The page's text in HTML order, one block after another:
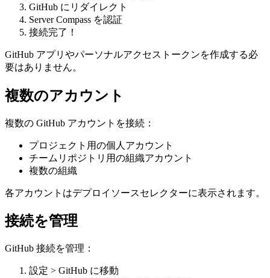
GitHub にリダイレクト
Server Compass を認証
接続完了！
GitHub アプリやパーソナルアクセストークンを作成する必
要はありません。
複数のアカウント
複数の GitHub アカウントを接続：
プロジェクト用の個人アカウント
チームリポジトリ用の組織アカウント
複数の組織
各アカウントはデプロイソースセレクターに表示されます。
接続を管理
GitHub 接続を管理：
設定 > GitHub に移動